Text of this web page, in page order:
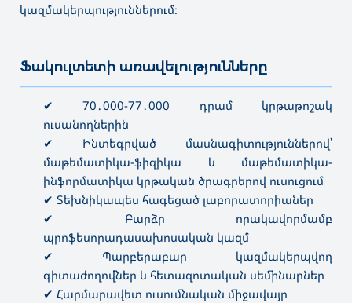
կազմակերպություններում։
Ֆակուլտետի առավելությունները
✔ 70․000-77․000 դրամ կրթաթոշակ
ուսանողներին
✔ Ինտեգրված մասնագիտություններով՝
մաթեմատիկա-ֆիզիկա և մաթեմատիկա-
ինֆորմատիկա կրթական ծրագրերով ուսուցում
✔ Տեխնիկապես հագեցած լաբորատորիաներ
✔ Բարձր որակավորմամբ
պրոֆեսորադասախոսական կազմ
✔ Պարբերաբար կազմակերպվող
գիտաժողովներ և հետազոտական ​​սեմինարներ
✔ Հարմարավետ ուսումնական միջավայր